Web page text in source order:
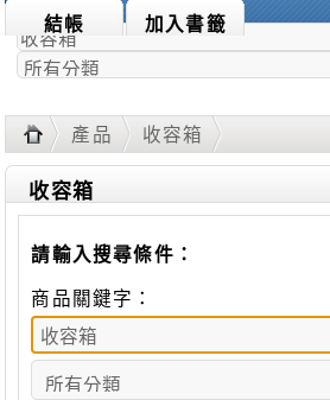
結帳 加入書籤
商品搜尋：
產品
收容箱
收容箱
請輸入搜尋條件：
商品關鍵字：